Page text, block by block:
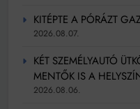
KITÉPTE A PÓRÁZT
2026.08.07.
KÉT SZEMÉLYAUTÓ
MENTŐK IS A
2026.08.06.